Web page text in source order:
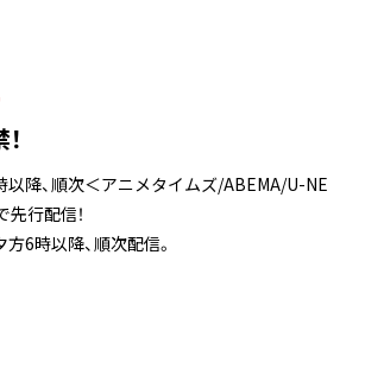
降、順次＜アニメタイムズ/ABEMA/U-NE
行配信！
6時以降、順次配信。